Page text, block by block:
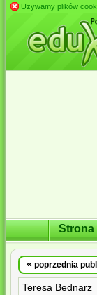
Używamy plików
Strona
« poprzednia
Teresa Bednarz